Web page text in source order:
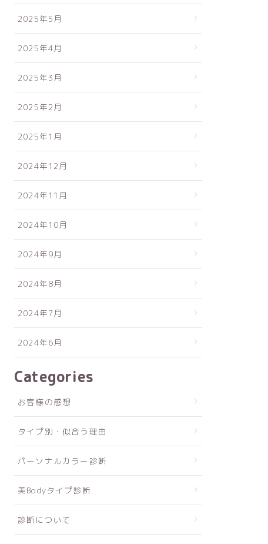
2025年5月
2025年4月
2025年3月
2025年2月
2025年1月
2024年12月
2024年11月
2024年10月
2024年9月
2024年8月
2024年7月
2024年6月
Categories
お客様の感想
タイプ別・似合う理由
パーソナルカラー診断
美Bodyタイプ診断
診断について